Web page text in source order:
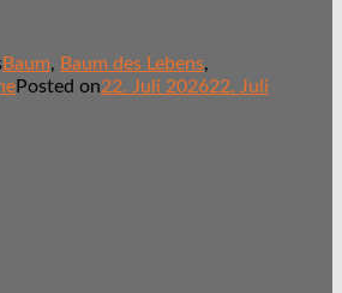
Baum, Baum des Lebens,
Posted on22. Juli 202622. Juli